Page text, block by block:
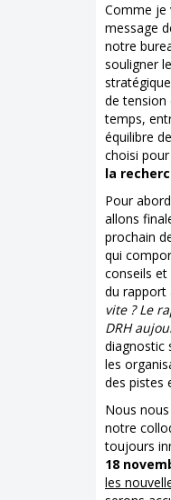
Comme je
message
notre
souligner
de tension
temps,
équilibre
choisi
la
Pour
allons
prochain
qui
conseils et
du rapport
vite ? Le
DRH
diagnostic
les
des pistes
Nous
notre
toujours
18
les